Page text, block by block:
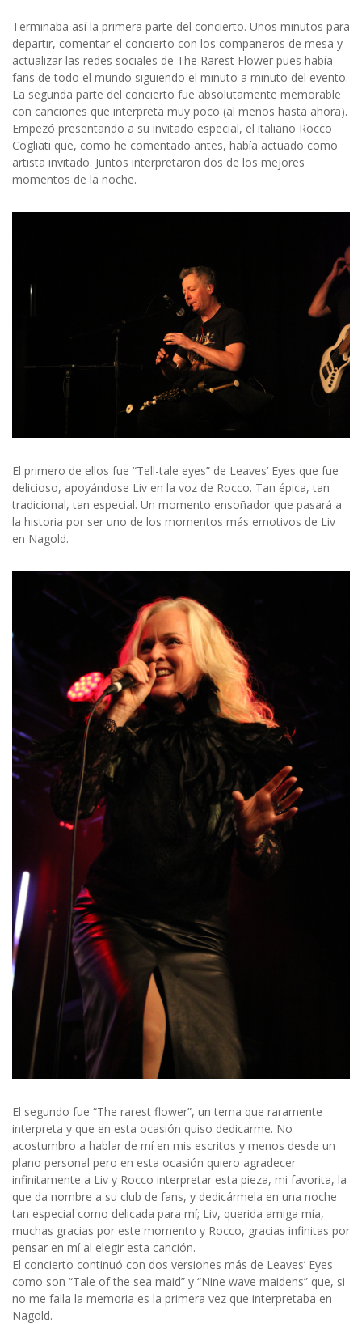
Terminaba así la primera parte del concierto. Unos minutos para
departir, comentar el concierto con los compañeros de mesa y
actualizar las redes sociales de The Rarest Flower pues había
fans de todo el mundo siguiendo el minuto a minuto del evento.
La segunda parte del concierto fue absolutamente memorable
con canciones que interpreta muy poco (al menos hasta ahora).
Empezó presentando a su invitado especial, el italiano Rocco
Cogliati que, como he comentado antes, había actuado como
artista invitado. Juntos interpretaron dos de los mejores
momentos de la noche.
El primero de ellos fue “Tell-tale eyes” de Leaves’ Eyes que fue
delicioso, apoyándose Liv en la voz de Rocco. Tan épica, tan
tradicional, tan especial. Un momento ensoñador que pasará a
la historia por ser uno de los momentos más emotivos de Liv
en Nagold.
El segundo fue “The rarest flower”, un tema que raramente
interpreta y que en esta ocasión quiso dedicarme. No
acostumbro a hablar de mí en mis escritos y menos desde un
plano personal pero en esta ocasión quiero agradecer
infinitamente a Liv y Rocco interpretar esta pieza, mi favorita, la
que da nombre a su club de fans, y dedicármela en una noche
tan especial como delicada para mí; Liv, querida amiga mía,
muchas gracias por este momento y Rocco, gracias infinitas por
pensar en mí al elegir esta canción.
El concierto continuó con dos versiones más de Leaves’ Eyes
como son “Tale of the sea maid” y “Nine wave maidens” que, si
no me falla la memoria es la primera vez que interpretaba en
Nagold.